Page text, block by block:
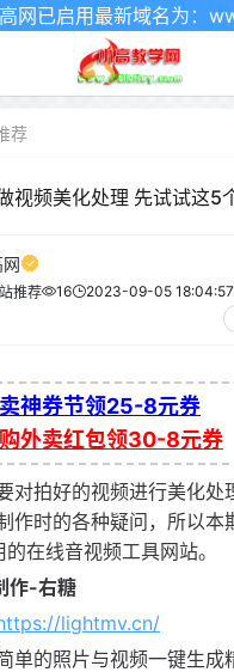
启用最新域名为：
荐
视频美化处理 先试试这5
推荐 16 2023-09-05 18:04:57
神券节领25-8元券
外卖红包领30-8元券
对拍好的视频进行美化处
作时的各种疑问，所以本
在线音视频工具网站。
作-右糖
lightmv.cn/
单的照片与视频一键生成